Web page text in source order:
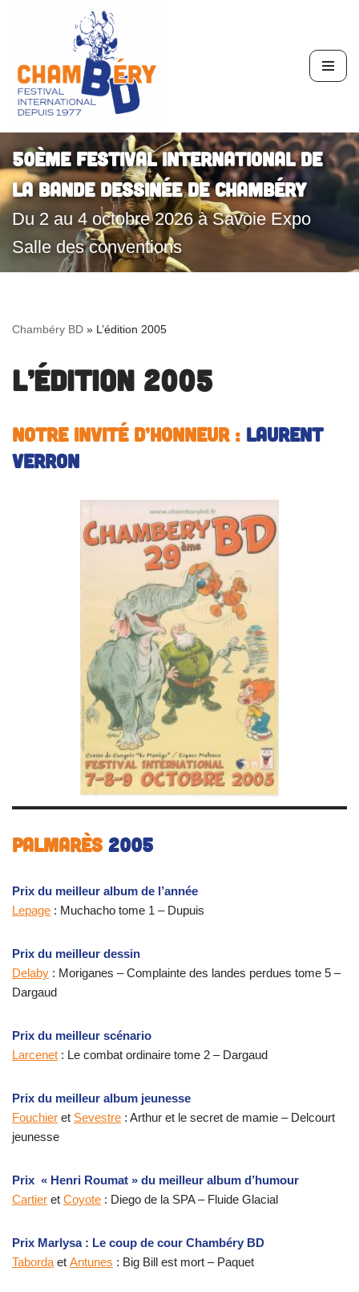
au
contenu
50ème Festival International de
la Bande Dessinée de Chambéry
Du 2 au 4 octobre 2026 à Savoie Expo
Salle des conventions
Chambéry BD » L’édition 2005
L’édition 2005
Notre invité d’honneur : Laurent
VERRON
Palmarès 2005
Prix du meilleur album de l’année
Lepage : Muchacho tome 1 – Dupuis
Prix du meilleur dessin
Delaby : Moriganes – Complainte des landes perdues tome 5 –
Dargaud
Prix du meilleur scénario
Larcenet : Le combat ordinaire tome 2 – Dargaud
Prix du meilleur album jeunesse
Fouchier et Sevestre : Arthur et le secret de mamie – Delcourt
jeunesse
Prix « Henri Roumat » du meilleur album d’humour
Cartier et Coyote : Diego de la SPA – Fluide Glacial
Prix Marlysa : Le coup de cour Chambéry BD
Taborda et Antunes : Big Bill est mort – Paquet